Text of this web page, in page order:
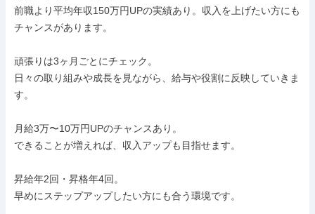
前職より平均年収150万円UPの実績あり。収入を上げたい方にも
チャンスがあります。
頑張りは3ヶ月ごとにチェック。
日々の取り組みや成長を見ながら、給与や役割に反映していきま
す。
月給3万〜10万円UPのチャンスあり。
できることが増えれば、収入アップも目指せます。
昇給年2回・昇格年4回。
早めにステップアップしたい方にも合う環境です。